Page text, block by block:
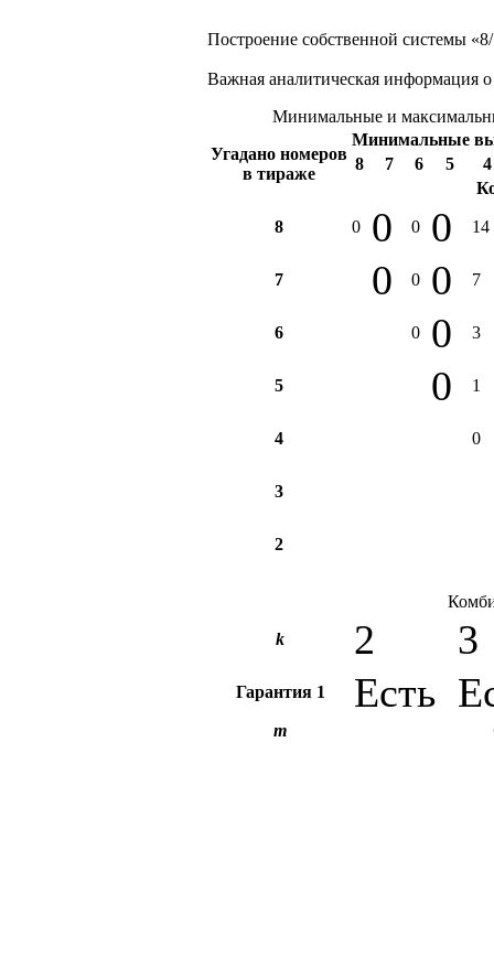
Построение собственной системы
Важная аналитическая информация о
Минимальные и
Угадано номеров
в тираже
Минимальные
8
7 6 5
4
8 0 0 0 0 14
7 0 0 0 7
6 0 0 3
5 0 1
4 0
3
2
k
2 3
Гарантия 1 Есть
m